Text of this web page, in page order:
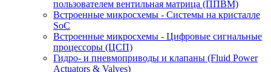
пользователем вентильная матрица (ППВМ)
Встроенные микросхемы - Системы на кристалле
SoC
Встроенные микросхемы - Цифровые сигнальные
процессоры (ЦСП)
Гидро- и пневмоприводы и клапаны (Fluid Power
Actuators & Valves)